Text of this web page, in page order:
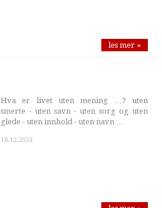
les mer »
Hva er livet uten mening …? uten
smerte - uten savn - uten sorg og uten
glede - uten innhold - uten navn …
18.12.2024